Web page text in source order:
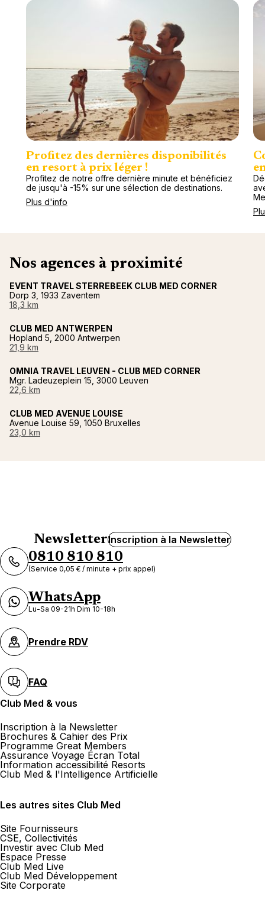
Profitez des dernières disponibilités
en resort à prix léger !
Profitez de notre offre dernière minute et bénéficiez
de jusqu'à -15% sur une sélection de destinations.
Plus d'info
Nos agences à proximité
EVENT TRAVEL STERREBEEK CLUB MED CORNER
Dorp 3, 1933 Zaventem
18,3 km
CLUB MED ANTWERPEN
Hopland 5, 2000 Antwerpen
21,9 km
OMNIA TRAVEL LEUVEN - CLUB MED CORNER
Mgr. Ladeuzeplein 15, 3000 Leuven
22,6 km
CLUB MED AVENUE LOUISE
Avenue Louise 59, 1050 Bruxelles
23,0 km
NewsletterInscription à la Newsletter
0810 810 810
(Service 0,05 € / minute + prix appel)
WhatsApp
Lu-Sa 09-21h Dim 10-18h
Prendre RDV
FAQ
Club Med & vous
Inscription à la Newsletter
Brochures & Cahier des Prix
Programme Great Members
Assurance Voyage Écran Total
Information accessibilité Resorts
Club Med & l'Intelligence Artificielle
Les autres sites Club Med
Site Fournisseurs
CSE, Collectivités
Investir avec Club Med
Espace Presse
Club Med Live
Club Med Développement
Site Corporate